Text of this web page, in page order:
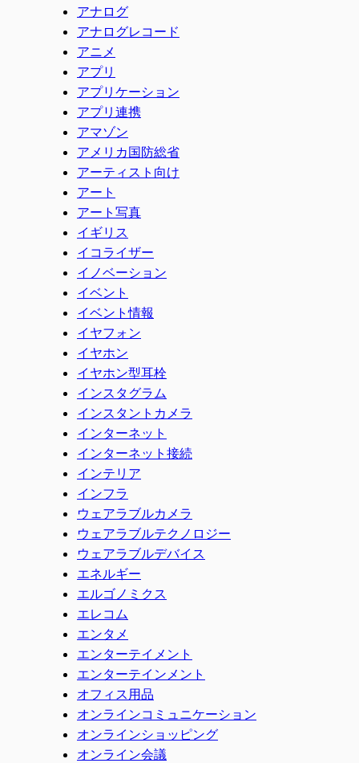
アナログ
アナログレコード
アニメ
アプリ
アプリケーション
アプリ連携
アマゾン
アメリカ国防総省
アーティスト向け
アート
アート写真
イギリス
イコライザー
イノベーション
イベント
イベント情報
イヤフォン
イヤホン
イヤホン型耳栓
インスタグラム
インスタントカメラ
インターネット
インターネット接続
インテリア
インフラ
ウェアラブルカメラ
ウェアラブルテクノロジー
ウェアラブルデバイス
エネルギー
エルゴノミクス
エレコム
エンタメ
エンターテイメント
エンターテインメント
オフィス用品
オンラインコミュニケーション
オンラインショッピング
オンライン会議